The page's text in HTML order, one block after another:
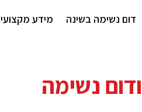
דום נשימה בשינה מידע מקצועי
נשימה